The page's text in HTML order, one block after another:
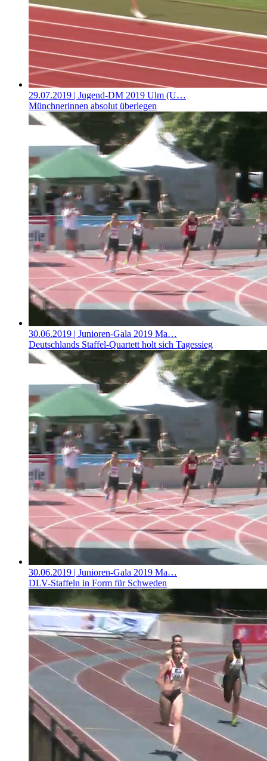
29.07.2019 | Jugend-DM 2019 Ulm (U…
Münchnerinnen absolut überlegen
30.06.2019 | Junioren-Gala 2019 Ma…
Deutschlands Staffel-Quartett holt sich Tagessieg
30.06.2019 | Junioren-Gala 2019 Ma…
DLV-Staffeln in Form für Schweden